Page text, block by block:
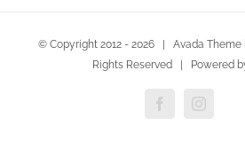
© Copyright 2012 - 2026 | Avada Theme
Rights Reserved | Powered
Facebook